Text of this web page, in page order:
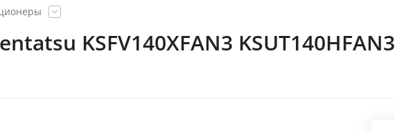
KSFV140XFAN3 KSUT140HFAN3